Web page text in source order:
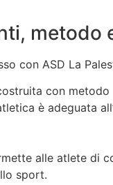
metodo
con ASD La
con metodo
è adeguata
alle atlete di
sport.